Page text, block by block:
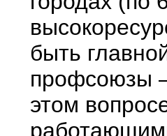
быть
профсоюзы
этом